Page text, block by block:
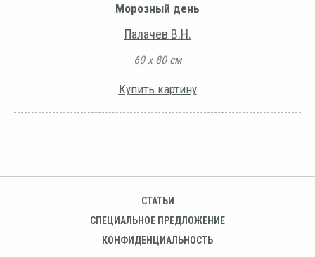
Морозный день
Палачев В.Н.
60 х 80 см
Купить картину
СТАТЬИ
СПЕЦИАЛЬНОЕ ПРЕДЛОЖЕНИЕ
КОНФИДЕНЦИАЛЬНОСТЬ